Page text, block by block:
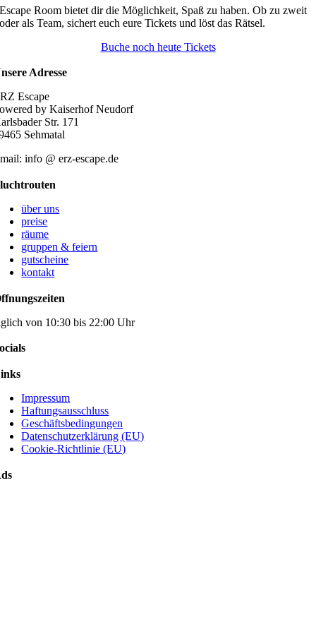
Varianten
auf.
Optionen
gewählt
Escape Room bietet dir die Möglichkeit, Spaß zu haben. Ob zu zweit
oder als Team, sichert euch eure Tickets und löst das Rätsel.
Buche noch heute Tickets
Adresse
Escape
by Kaiserhof Neudorf
Str. 171
Sehmatal
info @ erz-escape.de
über uns
preise
räume
gruppen & feiern
gutscheine
kontakt
von 10:30 bis 22:00 Uhr
Impressum
Haftungsausschluss
Geschäftsbedingungen
Datenschutzerklärung (EU)
Cookie-Richtlinie (EU)